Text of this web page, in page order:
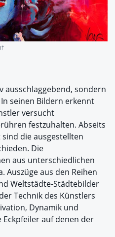
ausschlaggebend, sondern
seinen Bildern erkennt
versucht
festzuhalten. Abseits
die ausgestellten
Die
aus unterschiedlichen
Auszüge aus den Reihen
Weltstädte-Städtebilder
Technik des Künstlers
Dynamik und
auf denen der